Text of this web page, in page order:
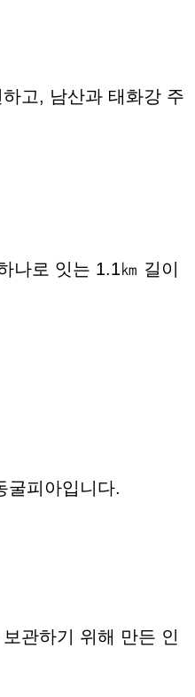
고, 남산과 태화강 주
나로 잇는 1.1㎞ 길이
굴피아입니다.
관하기 위해 만든 인